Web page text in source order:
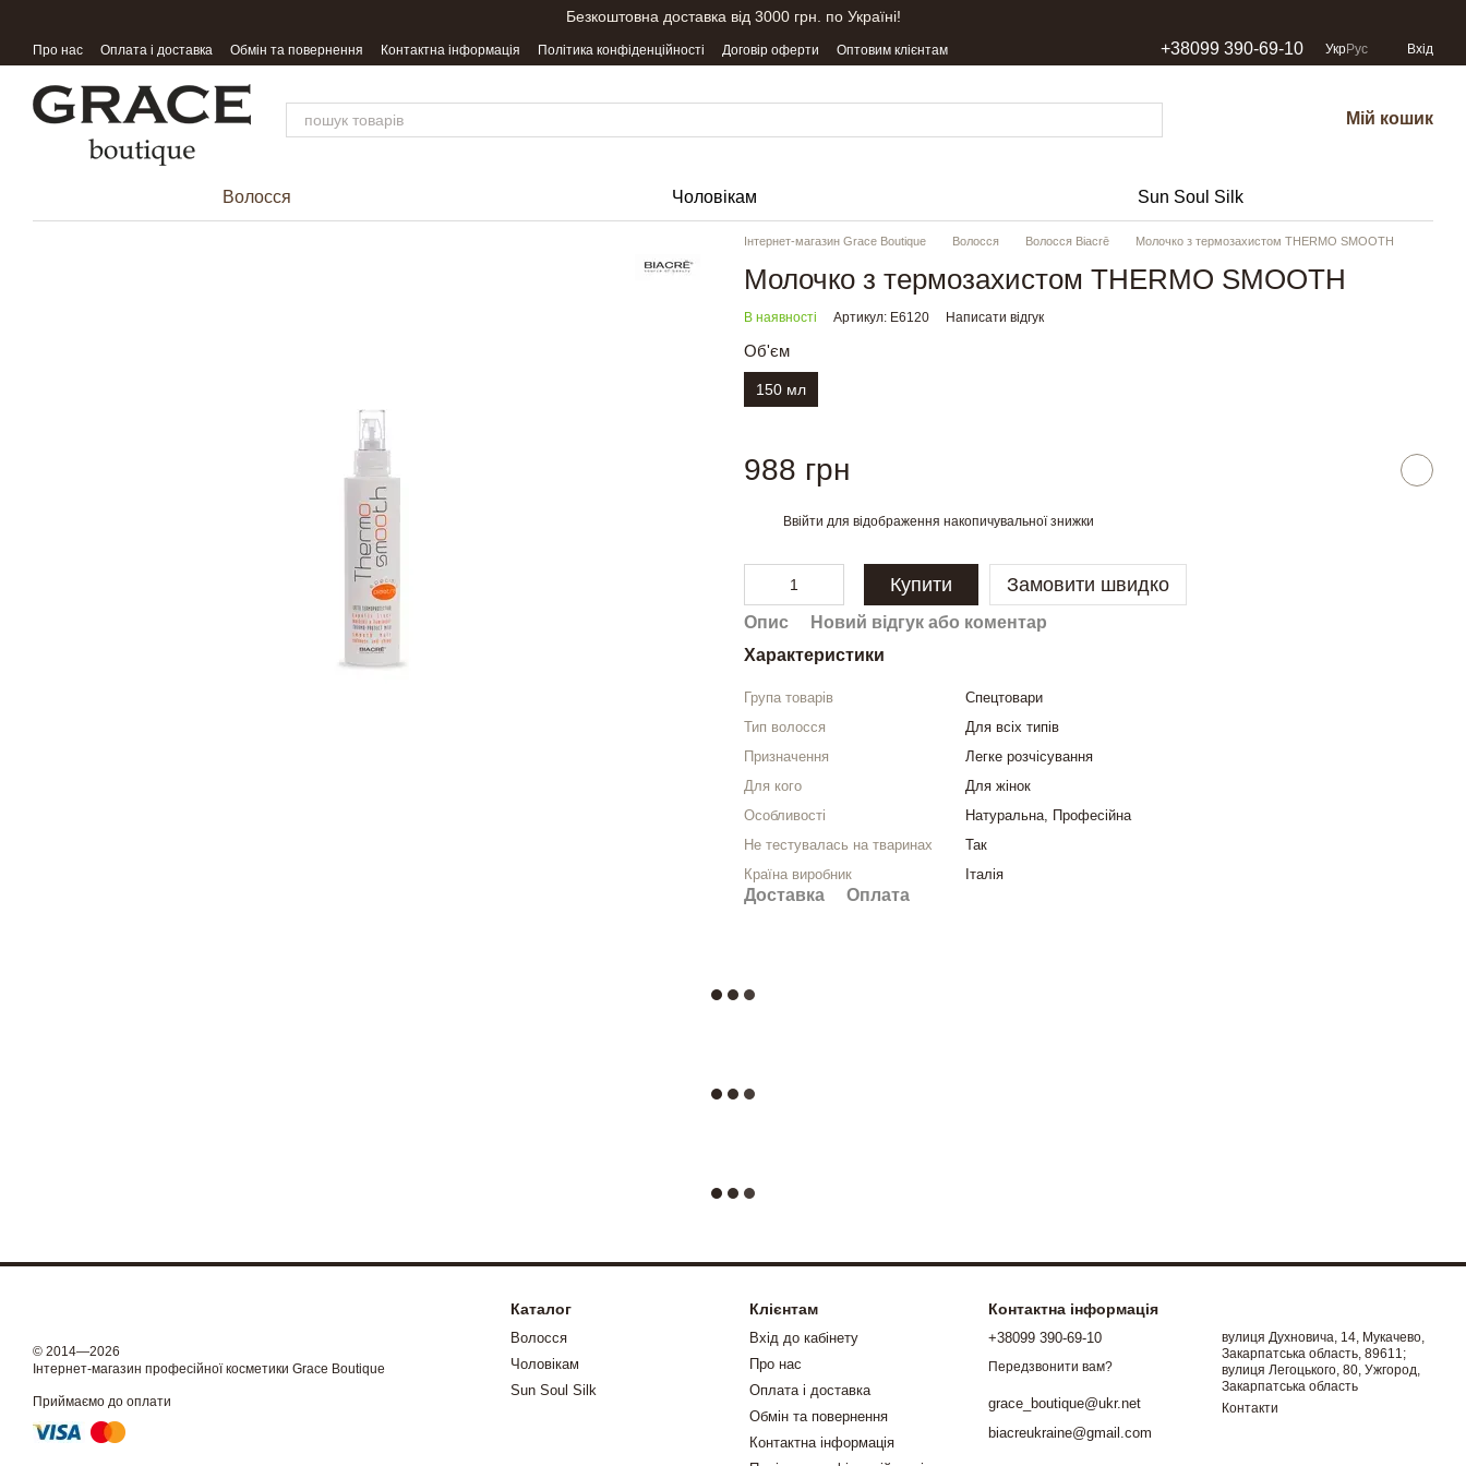
Безкоштовна доставка від 3000 грн. по Україні!
Про нас Оплата і доставка Обмін та повернення Контактна інформація Політика конфіденційності Договір оферти Оптовим клієнтам +38099 390-69-10 УкрРус Вхід
Мій кошик
Волосся Чоловікам Sun Soul Silk
Інтернет-магазин Grace Boutique Волосся Волосся Biacrē Молочко з термозахистом THERMO SMOOTH
Молочко з термозахистом THERMO SMOOTH
В наявності Артикул: E6120 Написати відгук
Об'єм
150 мл
988 грн
Ввійти для відображення накопичувальної знижки
Купити Замовити швидко
Опис
Новий відгук або коментар
Характеристики
Група товарів
Спецтовари
Тип волосся
Для всіх типів
Призначення
Легке розчісування
Для кого
Для жінок
Особливості
Натуральна, Професійна
Не тестувалась на тваринах
Так
Країна виробник
Італія
Доставка Оплата
© 2014—2026
Інтернет-магазин професійної косметики Grace Boutique
Приймаємо до оплати
Каталог
Волосся
Чоловікам
Sun Soul Silk
Клієнтам
Вхід до кабінету
Про нас
Оплата і доставка
Обмін та повернення
Контактна інформація
Контактна інформація
+38099 390-69-10
Передзвонити вам?
grace_boutique@ukr.net
biacreukraine@gmail.com
вулиця Духновича, 14, Мукачево,
Закарпатська область, 89611;
вулиця Легоцького, 80, Ужгород,
Закарпатська область
Контакти